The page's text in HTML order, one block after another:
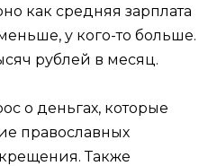
как средняя зарплата
у кого-то больше.
рублей в месяц.
о деньгах, которые
православных
Также